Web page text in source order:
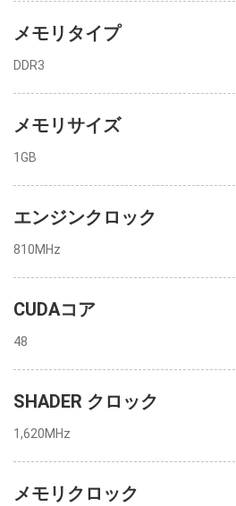
メモリタイプ
DDR3
メモリサイズ
1GB
エンジンクロック
810MHz
CUDAコア
48
SHADER クロック
1,620MHz
メモリクロック